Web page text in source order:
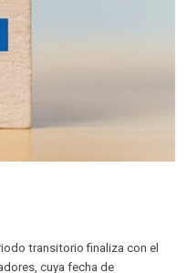
transitorio finaliza con el
cuya fecha de